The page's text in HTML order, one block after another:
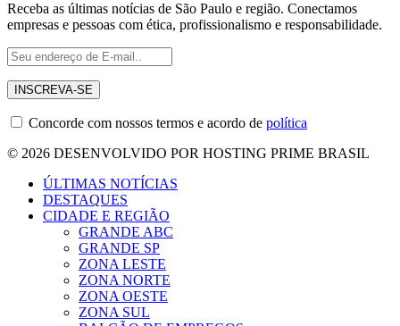
Receba as últimas notícias de São Paulo e região. Conectamos
empresas e pessoas com ética, profissionalismo e responsabilidade.
Concorde com nossos termos e acordo de política
© 2026 DESENVOLVIDO POR HOSTING PRIME BRASIL
ÚLTIMAS NOTÍCIAS
DESTAQUES
CIDADE E REGIÃO
GRANDE ABC
GRANDE SP
ZONA LESTE
ZONA NORTE
ZONA OESTE
ZONA SUL